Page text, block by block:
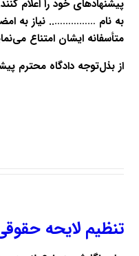
پیشنهاد‌های خود را اعلام
به نام …………….. نیاز به
متأسفانه ایشان امتناع
از بذل‌توجه دادگاه محترم
تنظیم لایحه